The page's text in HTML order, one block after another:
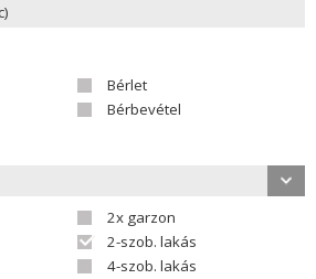
Bérlet
Bérbevétel
2x garzon
2-szob. lakás
4-szob. lakás